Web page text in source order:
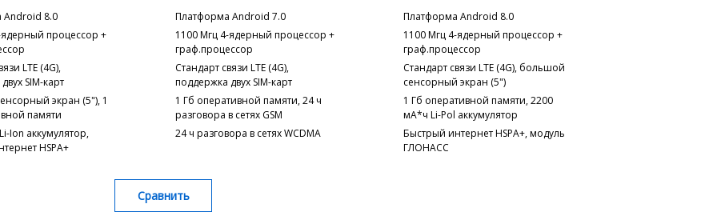
Android 8.0
процессор +
LTE (4G),
SIM-карт
экран (5"), 1
памяти
Ion аккумулятор,
HSPA+
Платформа Android 7.0
1100 Мгц 4-ядерный процессор +
граф.процессор
Стандарт связи LTE (4G),
поддержка двух SIM-карт
1 Гб оперативной памяти, 24 ч
разговора в сетях GSM
24 ч разговора в сетях WCDMA
Платформа Android 8.0
1100 Мгц 4-ядерный процессор +
граф.процессор
Стандарт связи LTE (4G), большой
сенсорный экран (5")
1 Гб оперативной памяти, 2200
мА*ч Li-Pol аккумулятор
Быстрый интернет HSPA+, модуль
ГЛОНАСС
Сравнить